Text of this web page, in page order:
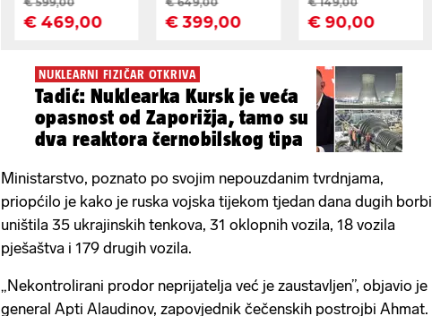
NUKLEARNI FIZIČAR OTKRIVA
Tadić: Nuklearka Kursk je veća
opasnost od Zaporižja, tamo su
dva reaktora černobilskog tipa
Ministarstvo, poznato po svojim nepouzdanim tvrdnjama,
priopćilo je kako je ruska vojska tijekom tjedan dana dugih borbi
uništila 35 ukrajinskih tenkova, 31 oklopnih vozila, 18 vozila
pješaštva i 179 drugih vozila.
„Nekontrolirani prodor neprijatelja već je zaustavljen”, objavio je
general Apti Alaudinov, zapovjednik čečenskih postrojbi Ahmat.